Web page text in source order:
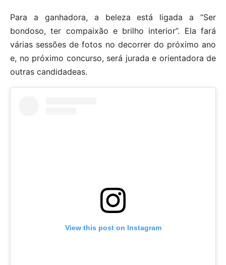
Para a ganhadora, a beleza está ligada a “Ser
bondoso, ter compaixão e brilho interior”. Ela fará
várias sessões de fotos no decorrer do próximo ano
e, no próximo concurso, será jurada e orientadora de
outras candidadeas.
View this post on Instagram